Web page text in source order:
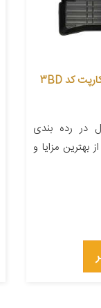
کفپوش سه بعدی خودرو بابل کارپت کد 3BD
در رده بندی
بهترین مزایا و